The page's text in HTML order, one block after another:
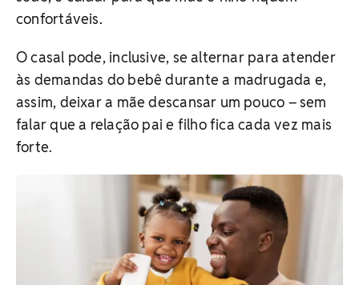
confortáveis.
O casal pode, inclusive, se alternar para atender
às demandas do bebê durante a madrugada e,
assim, deixar a mãe descansar um pouco – sem
falar que a relação pai e filho fica cada vez mais
forte.